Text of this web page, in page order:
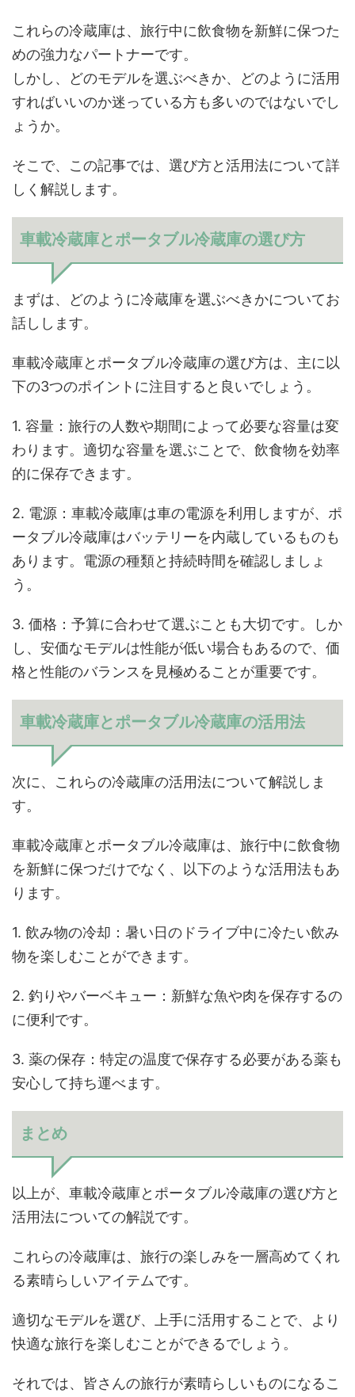
これらの冷蔵庫は、旅行中に飲食物を新鮮に保つた
めの強力なパートナーです。
しかし、どのモデルを選ぶべきか、どのように活用
すればいいのか迷っている方も多いのではないでし
ょうか。
そこで、この記事では、選び方と活用法について詳
しく解説します。
車載冷蔵庫とポータブル冷蔵庫の選び方
まずは、どのように冷蔵庫を選ぶべきかについてお
話しします。
車載冷蔵庫とポータブル冷蔵庫の選び方は、主に以
下の3つのポイントに注目すると良いでしょう。
1. 容量：旅行の人数や期間によって必要な容量は変
わります。適切な容量を選ぶことで、飲食物を効率
的に保存できます。
2. 電源：車載冷蔵庫は車の電源を利用しますが、ポ
ータブル冷蔵庫はバッテリーを内蔵しているものも
あります。電源の種類と持続時間を確認しましょ
う。
3. 価格：予算に合わせて選ぶことも大切です。しか
し、安価なモデルは性能が低い場合もあるので、価
格と性能のバランスを見極めることが重要です。
車載冷蔵庫とポータブル冷蔵庫の活用法
次に、これらの冷蔵庫の活用法について解説しま
す。
車載冷蔵庫とポータブル冷蔵庫は、旅行中に飲食物
を新鮮に保つだけでなく、以下のような活用法もあ
ります。
1. 飲み物の冷却：暑い日のドライブ中に冷たい飲み
物を楽しむことができます。
2. 釣りやバーベキュー：新鮮な魚や肉を保存するの
に便利です。
3. 薬の保存：特定の温度で保存する必要がある薬も
安心して持ち運べます。
まとめ
以上が、車載冷蔵庫とポータブル冷蔵庫の選び方と
活用法についての解説です。
これらの冷蔵庫は、旅行の楽しみを一層高めてくれ
る素晴らしいアイテムです。
適切なモデルを選び、上手に活用することで、より
快適な旅行を楽しむことができるでしょう。
それでは、皆さんの旅行が素晴らしいものになるこ